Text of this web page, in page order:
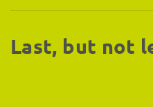
Last, but not